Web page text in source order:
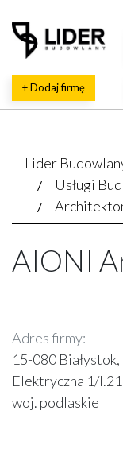
+ Dodaj firmę
Lider
Usługi
AIONI
Adres firmy:
15-080 Białystok,
Elektryczna 1/
woj. podlaskie